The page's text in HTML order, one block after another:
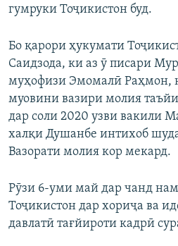
гумруки Тоҷикистон буд.
Бо қарори ҳукумати
Саидзода, ки аз ӯ писари
муҳофизи Эмомалӣ Раҳмон,
муовини вазири молия
дар соли 2020 узви вакили
халқи Душанбе интихоб
Вазорати молия кор мекард.
Рӯзи 6-уми май дар чанд
Тоҷикистон дар хориҷа ва
давлатӣ тағйироти кадрӣ